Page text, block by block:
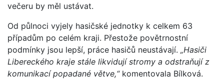
večeru by měl ustávat.
Od půlnoci vyjely hasičské jednotky k celkem 63
případům po celém kraji. Přestože povětrnostní
podmínky jsou lepší, práce hasičů neustávají. „Hasiči
Libereckého kraje stále likvidují stromy a odstraňují z
komunikací popadané větve,“komentovala Bílková.